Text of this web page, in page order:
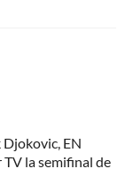
Djokovic, EN
la semifinal de